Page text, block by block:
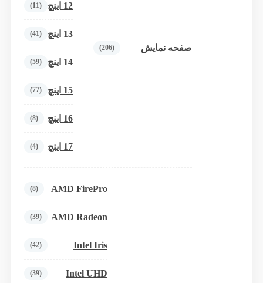
صفحه نمایش (206)
12 اینچ (11)
13 اینچ (41)
14 اینچ (59)
15 اینچ (77)
16 اینچ (8)
17 اینچ (4)
AMD FirePro
(8)
AMD Radeon
(39)
Intel Iris
(42)
Intel UHD
(39)